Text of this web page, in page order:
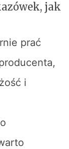
jak
prać
i